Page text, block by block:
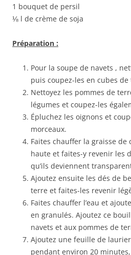
1 bouquet de persil
⅛ l de crème de soja
Préparation :
Pour la soupe de navets ,
puis coupez-les en cubes
Nettoyez les pommes de
légumes et coupez-les
Épluchez les oignons et
morceaux.
Faites chauffer la graisse de
haute et faites-y revenir les
qu’ils deviennent
Ajoutez ensuite les dés de
terre et faites-les revenir
Faites chauffer l’eau et
en granulés. Ajoutez ce
navets et aux pommes de
Ajoutez une feuille de
pendant environ 20 minutes,